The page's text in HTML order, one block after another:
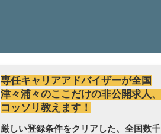
専任キャリアアドバイザーが全国
津々浦々のここだけの非公開求人、
コッソリ教えます！
厳しい登録条件をクリアした、全国数千